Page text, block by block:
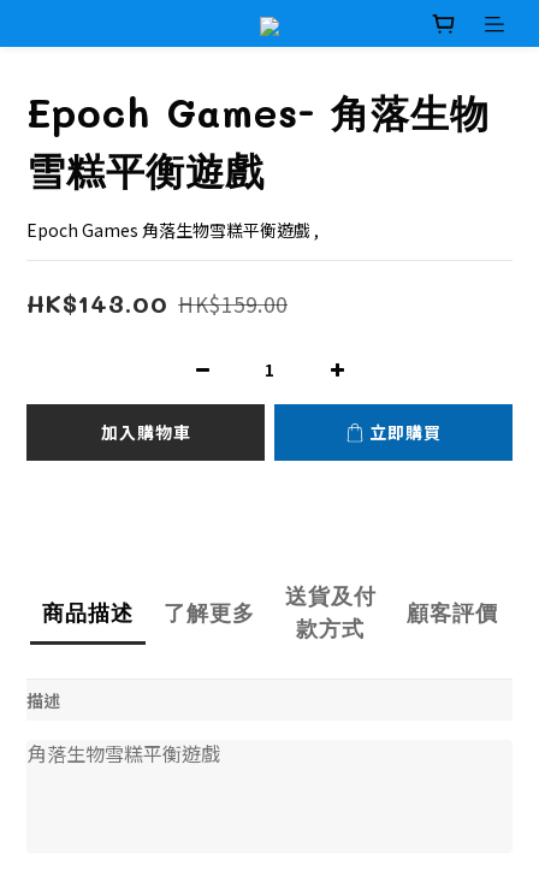
Epoch Games- 角落生物
雪糕平衡遊戲
Epoch Games 角落生物雪糕平衡遊戲 ,
HK$143.00 HK$159.00
加入購物車 立即購買
商品描述 了解更多
送貨及付
款方式
顧客評價
描述
角落生物雪糕平衡遊戲